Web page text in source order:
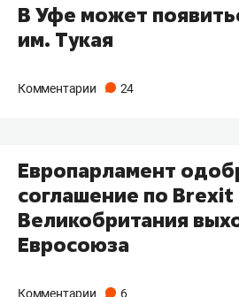
В Уфе может
им. Тукая
Комментарии 24
Европарламент
соглашение по Brexit
Великобритания
Евросоюза
Комментарии 6